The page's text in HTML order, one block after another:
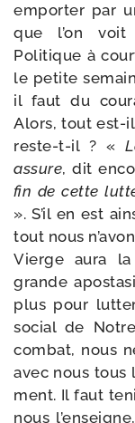
empor­ter par
que l’on voit
Politique à
le petite
il faut du
Alors, tout est-​
reste-​t-​il ? «
assure, dit
fin de cette
». S’il en est
tout nous
Vierge aura
grande
plus pour
social de
com­bat, nous
avec nous tous
ment. Il faut
nous